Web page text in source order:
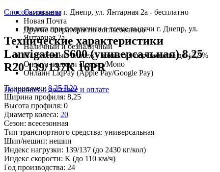
Самовывоз г. Днепр, ул. Янтарная 2а - бесплатно
Новая Почта
Другие операторы по согласованию
Способы оплаты
Оплата при получении в точке выдачи г. Днепр, ул.
Янтарная 2а
Наличный и безналичный
Наложенный платеж - комиссия перевозчика до +2,9%
Оплата частями Приват/Mono
Онлайн LiqPay (Apple Pay/Google Pay)
Подробнее о доставке и оплате
Технические характеристики
Lanvigator S600 (универсальная) 8,25
R20 139/137K 16PR
Типоразмер:8,25 R20
Ширина профиля: 8,25
Высота профиля: 0
Диаметр колеса: 20
Сезон: всесезонная
Тип транспортного средства: универсальная
Шип/нешип: нешип
Индекс нагрузки: 139/137 (до 2430 кг/кол)
Индекс скорости: K (до 110 км/ч)
Год производства: 24